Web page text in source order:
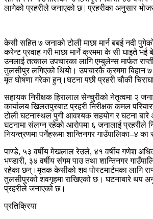
लागेको प्रहरीले जनाएको छ | प्रहरीका अनुसार
केसी सहित ७ जनाको टोली माछा मार्न बबई नदी
करेन्ट प्रवाह गरी माछा मार्ने क्रममा के सी घाइते भई
उनलाई तत्काल उपचारका लागि एम्बुलेन्स मार्फत
तुलसीपुर लगिएको थियो। उपचारकै क्रममा बिहान
मृत घोषणा गरेका हुन्।घटना पछी प्रहरी चौकी
सहायक निरीक्षक हिरालाल सेन्चुरीको नेतृत्वमा २
कार्यालय खिलतपुरबाट प्रहरी निरीक्षक कमल
टोली घटनास्थल पुगी आवश्यक सहयोग र घटना बारे
घटनामा संलग्न रहेको आरोपमा ६ जनालाई प्रहरीले
नियन्त्रणमा पर्नेहरूमा शान्तिनगर गाउँपालिका–४ का
पाण्डे, ५३ वर्षीय मेखलाल रेउले, ४१ वर्षीय गणेश
भण्डारी, ३४ वर्षीय संगम पाउ तथा शान्तिनगर
रहेका छन्।मृतक केसीको शव पोस्टमार्टमका लागि
तुलसीपुरको शवगृहमा राखिएको छ। घटनाबारे थप
प्रहरीले जनाएको छ।
प्रतिक्रिया